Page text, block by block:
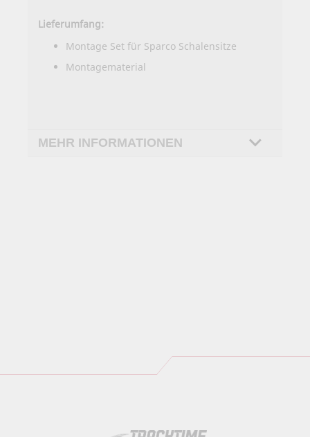
Lieferumfang:
Montage Set für Sparco Schalensitze
Montagematerial
MEHR INFORMATIONEN